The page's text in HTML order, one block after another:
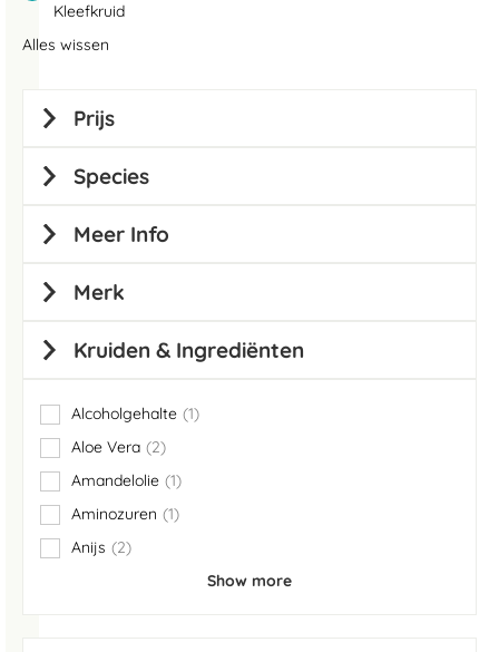
Kleefkruid
Alles wissen
Prijs
Species
Meer Info
Merk
Kruiden & Ingrediënten
Alcoholgehalte 1
item
Aloe Vera
2
items
Amandelolie 1
item
Aminozuren
1
item
Anijs
2
items
Show more